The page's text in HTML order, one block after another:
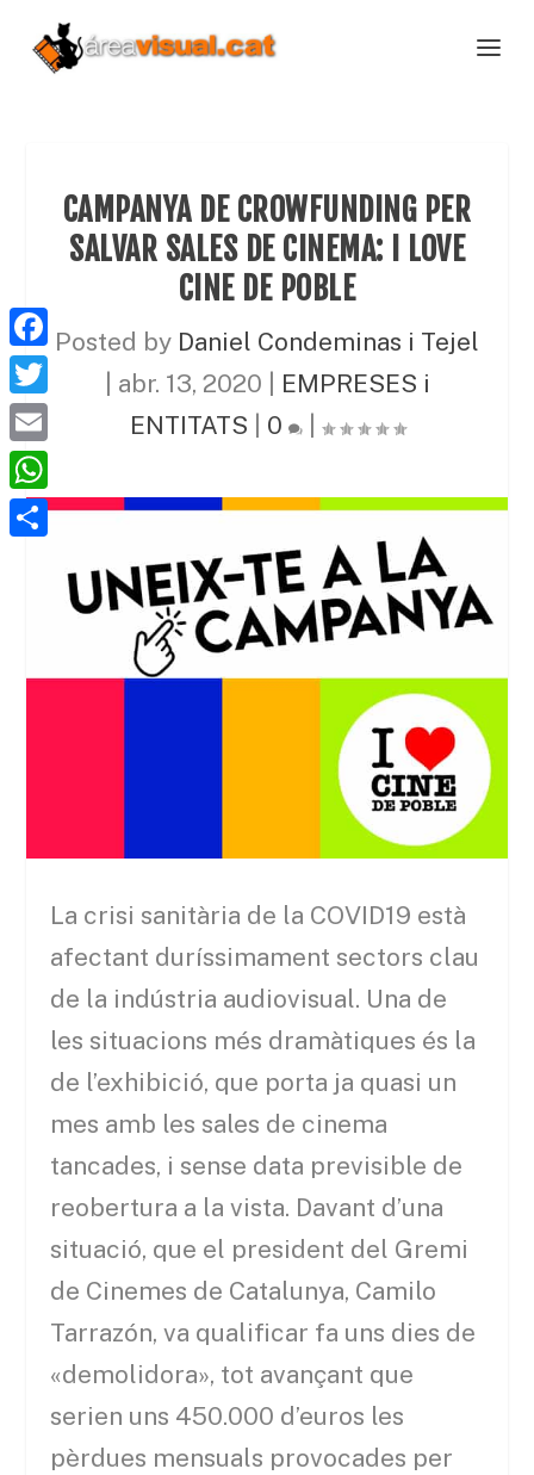
CAMPANYA DE CROWFUNDING PER
SALVAR SALES DE CINEMA: I LOVE
CINE DE POBLE
Posted by Daniel Condeminas i Tejel
abr. 13, 2020
EMPRESES i
ENTITATS
0 |
La crisi sanitària de la COVID19 està
afectant duríssimament sectors clau
de la indústria audiovisual. Una de
les situacions més dramàtiques és la
de l’exhibició, que porta ja quasi un
mes amb les sales de cinema
tancades, i sense data previsible de
reobertura a la vista. Davant d’una
situació, que el president del Gremi
de Cinemes de Catalunya, Camilo
Tarrazón, va qualificar fa uns dies de
«demolidora», tot avançant que
serien uns 450.000 d’euros les
pèrdues mensuals provocades per
F
a
c
e
b
T
w
i
t
E
m
a
W
h